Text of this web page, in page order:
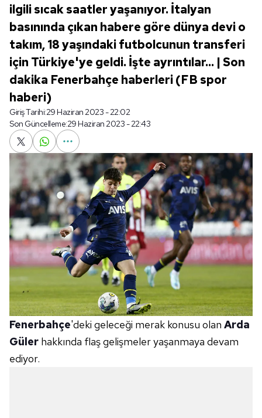
ilgili sıcak saatler yaşanıyor. İtalyan
basınında çıkan habere göre dünya devi o
takım, 18 yaşındaki futbolcunun transferi
için Türkiye'ye geldi. İşte ayrıntılar... | Son
dakika Fenerbahçe haberleri (FB spor
haberi)
Giriş Tarihi:29 Haziran 2023 - 22:02
Son Güncelleme:29 Haziran 2023 - 22:43
Fenerbahçe'deki geleceği merak konusu olan Arda
Güler hakkında flaş gelişmeler yaşanmaya devam
ediyor.